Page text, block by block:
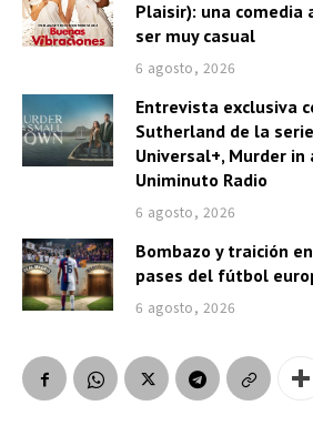
Plaisir): una
ser muy casual
6 agosto, 2026
Entrevista exclusiva
Sutherland de la
Universal+, Murder
Uniminuto Radio
6 agosto, 2026
Bombazo y traición
pases del fútbol
6 agosto, 2026